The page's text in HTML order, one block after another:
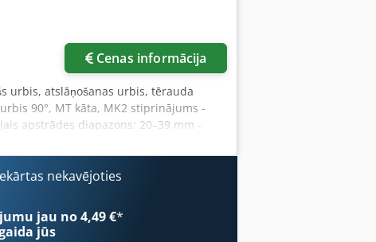
Cenas informācija
urbis, atslāņošanas urbis, tērauda
90°, MT kāta, MK2 stiprinājums -
apstrādes diapazons: 20–39 mm -
nekavējoties
jau no 4,49 €*
jūs